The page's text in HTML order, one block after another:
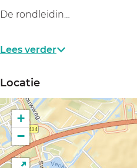
l
t
y
e
n
n
l
Z
u
y
l
n
l
Z
u
y
l
De rondleidin…
Lees verder
Locatie
+
−